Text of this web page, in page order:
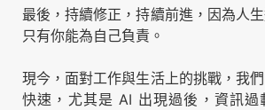
最後，持續修正，持續前進，因為人生
只有你能為自己負責。
現今，面對工作與生活上的挑戰，我
快速，尤其是 AI 出現過後，資訊過